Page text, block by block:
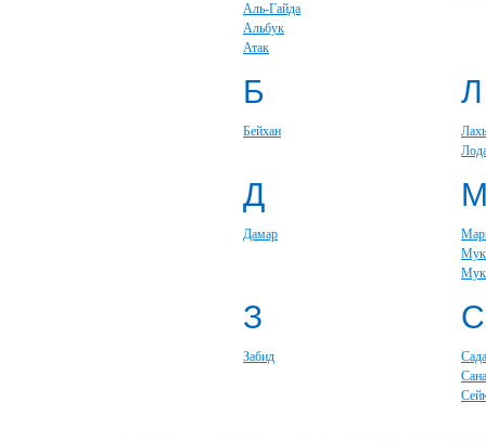
Аль-Гайда
Альбук
Атак
Б
Бейхан
Л
Д
Дамар
З
Забид
С
Сада
Сана